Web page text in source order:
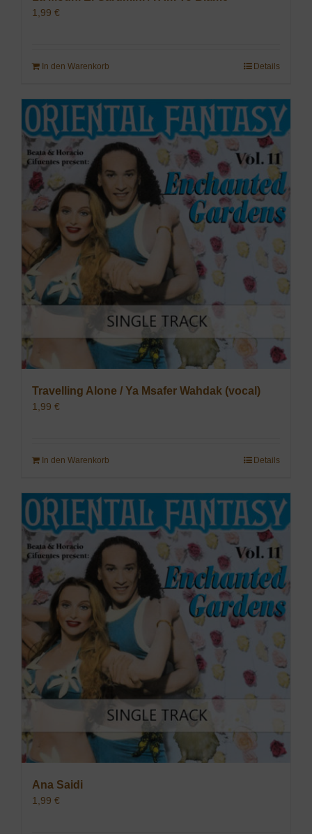
1,99 €
In den Warenkorb Details
Travelling Alone / Ya Msafer Wahdak (vocal)
1,99 €
In den Warenkorb Details
Ana Saidi
1,99 €